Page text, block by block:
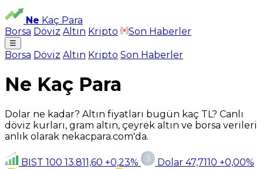
Ne Kaç Para
Borsa Döviz Altın Kripto Son Haberler
☰
Borsa Döviz Altın Kripto Son Haberler
Ne Kaç Para
Dolar ne kadar? Altın fiyatları bugün kaç TL? Canlı
döviz kurları, gram altın, çeyrek altın ve borsa verileri
anlık olarak nekacpara.com'da.
BIST 100 13.811,60 +0,23% Dolar 47,7110 +0,00%